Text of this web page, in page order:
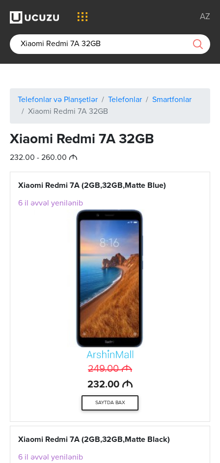
AZ
Telefonlar və Planşetlər Telefonlar
Smartfonlar
Xiaomi Redmi 7A 32GB
Xiaomi Redmi 7A 32GB
232.00 - 260.00 M
Xiaomi Redmi 7A (2GB,32GB,Matte Blue)
6 il əvvəl yenilənib
249.00M
232.00 M
SAYTDA BAX
Xiaomi Redmi 7A (2GB,32GB,Matte Black)
6 il əvvəl yenilənib